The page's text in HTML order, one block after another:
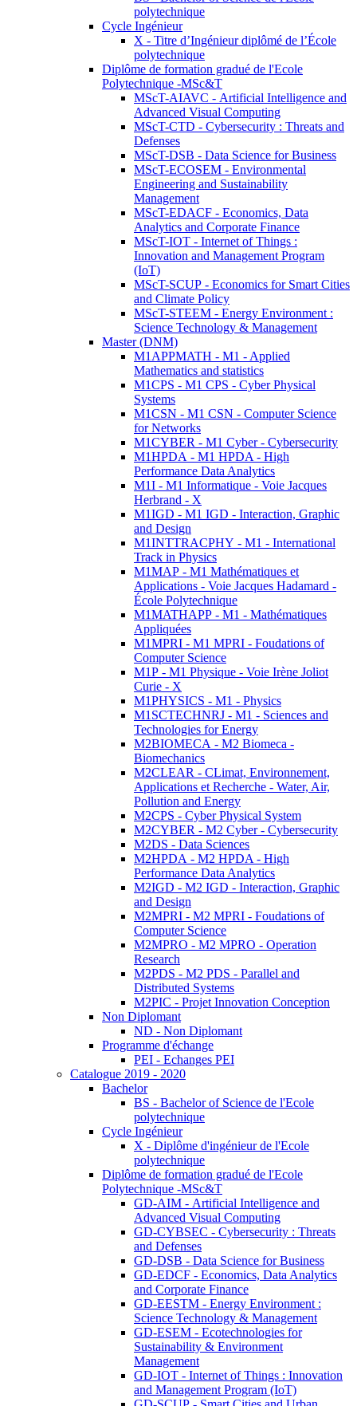
polytechnique
Cycle Ingénieur
X - Titre d’Ingénieur diplômé de l’École
polytechnique
Diplôme de formation gradué de l'Ecole
Polytechnique -MSc&T
MScT-AIAVC - Artificial Intelligence and
Advanced Visual Computing
MScT-CTD - Cybersecurity : Threats and
Defenses
MScT-DSB - Data Science for Business
MScT-ECOSEM - Environmental
Engineering and Sustainability
Management
MScT-EDACF - Economics, Data
Analytics and Corporate Finance
MScT-IOT - Internet of Things :
Innovation and Management Program
(IoT)
MScT-SCUP - Economics for Smart Cities
and Climate Policy
MScT-STEEM - Energy Environment :
Science Technology & Management
Master (DNM)
M1APPMATH - M1 - Applied
Mathematics and statistics
M1CPS - M1 CPS - Cyber Physical
Systems
M1CSN - M1 CSN - Computer Science
for Networks
M1CYBER - M1 Cyber - Cybersecurity
M1HPDA - M1 HPDA - High
Performance Data Analytics
M1I - M1 Informatique - Voie Jacques
Herbrand - X
M1IGD - M1 IGD - Interaction, Graphic
and Design
M1INTTRACPHY - M1 - International
Track in Physics
M1MAP - M1 Mathématiques et
Applications - Voie Jacques Hadamard -
École Polytechnique
M1MATHAPP - M1 - Mathématiques
Appliquées
M1MPRI - M1 MPRI - Foudations of
Computer Science
M1P - M1 Physique - Voie Irène Joliot
Curie - X
M1PHYSICS - M1 - Physics
M1SCTECHNRJ - M1 - Sciences and
Technologies for Energy
M2BIOMECA - M2 Biomeca -
Biomechanics
M2CLEAR - CLimat, Environnement,
Applications et Recherche - Water, Air,
Pollution and Energy
M2CPS - Cyber Physical System
M2CYBER - M2 Cyber - Cybersecurity
M2DS - Data Sciences
M2HPDA - M2 HPDA - High
Performance Data Analytics
M2IGD - M2 IGD - Interaction, Graphic
and Design
M2MPRI - M2 MPRI - Foudations of
Computer Science
M2MPRO - M2 MPRO - Operation
Research
M2PDS - M2 PDS - Parallel and
Distributed Systems
M2PIC - Projet Innovation Conception
Non Diplomant
ND - Non Diplomant
Programme d'échange
PEI - Echanges PEI
Catalogue 2019 - 2020
Bachelor
BS - Bachelor of Science de l'Ecole
polytechnique
Cycle Ingénieur
X - Diplôme d'ingénieur de l'Ecole
polytechnique
Diplôme de formation gradué de l'Ecole
Polytechnique -MSc&T
GD-AIM - Artificial Intelligence and
Advanced Visual Computing
GD-CYBSEC - Cybersecurity : Threats
and Defenses
GD-DSB - Data Science for Business
GD-EDCF - Economics, Data Analytics
and Corporate Finance
GD-EESTM - Energy Environment :
Science Technology & Management
GD-ESEM - Ecotechnologies for
Sustainability & Environment
Management
GD-IOT - Internet of Things : Innovation
and Management Program (IoT)